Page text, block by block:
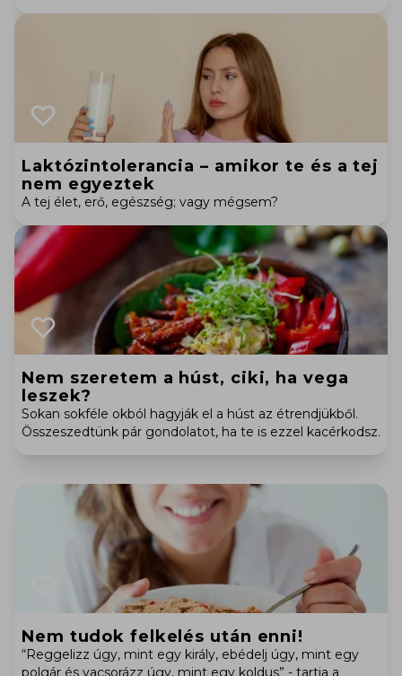
Laktózintolerancia – amikor te és a tej
nem egyeztek
A tej élet, erő, egészség; vagy mégsem?
Nem szeretem a húst, ciki, ha vega
leszek?
Sokan sokféle okból hagyják el a húst az étrendjükből.
Összeszedtünk pár gondolatot, ha te is ezzel kacérkodsz.
Nem tudok felkelés után enni!
“Reggelizz úgy, mint egy király, ebédelj úgy, mint egy